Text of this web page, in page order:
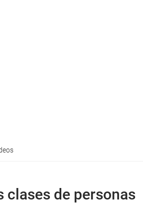
clases de personas